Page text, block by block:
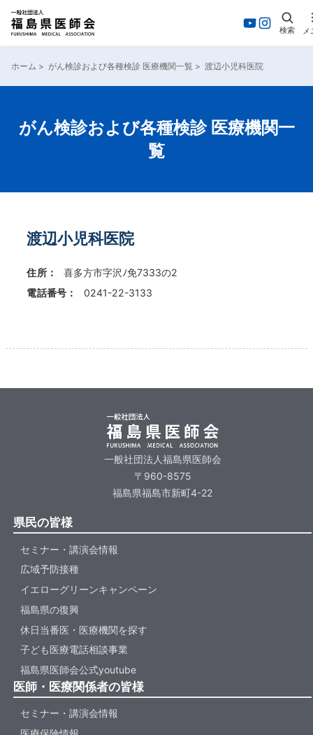
検索 メ
ホーム > がん検診および各種検診 医療機関一覧 > 渡辺小児科医院
がん検診および各種検診 医療機関一
覧
渡辺小児科医院
住所：
喜多方市字沢ﾉ免7333の2
電話番号：
0241-22-3133
一般社団法人福島県医師会
〒960-8575
福島県福島市新町4-22
県民の皆様
セミナー・講演会情報
広域予防接種
イエローグリーンキャンペーン
福島県の復興
休日当番医・医療機関を探す
子ども医療電話相談事業
福島県医師会公式youtube
医師・医療関係者の皆様
セミナー・講演会情報